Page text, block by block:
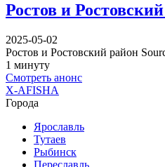
Ростов и
2025-05-02
Ростов и Ростовский район
1 минуту
Смотреть анонс
X-AFISHA
Города
Ярославль
Тутаев
Рыбинск